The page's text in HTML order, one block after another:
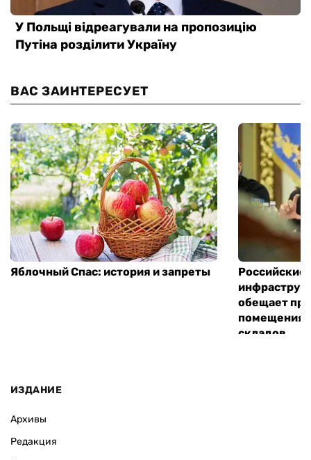
ВАС ЗАИНТЕРЕСУЕТ
Яблочный Спас: история и запреты
Российские
обещает
помещения
складов
ИЗДАНИЕ
Архивы
Редакция